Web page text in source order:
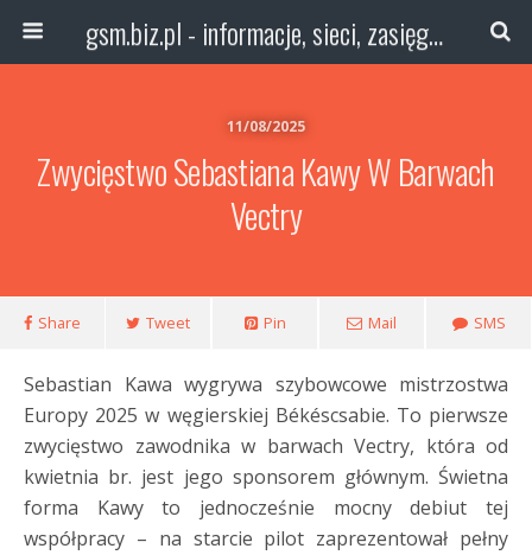
gsm.biz.pl - informacje, sieci, zasięg technologie
11/08/2025
Zwycięstwo Sebastiana Kawy W Barwach
Vectry
Share Tweet Pin Mail SMS
Sebastian Kawa wygrywa szybowcowe mistrzostwa
Europy 2025 w węgierskiej Békéscsabie. To pierwsze
zwycięstwo zawodnika w barwach Vectry, która od
kwietnia br. jest jego sponsorem głównym. Świetna
forma Kawy to jednocześnie mocny debiut tej
współpracy – na starcie pilot zaprezentował pełny